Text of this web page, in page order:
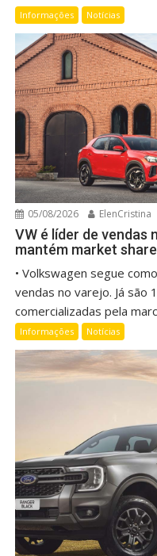
Informações Notícias
05/08/2026 ElenCristina
VW é líder de vendas
mantém market
• Volkswagen segue
vendas no varejo. Já são
comercializadas pela
Informações Notícias